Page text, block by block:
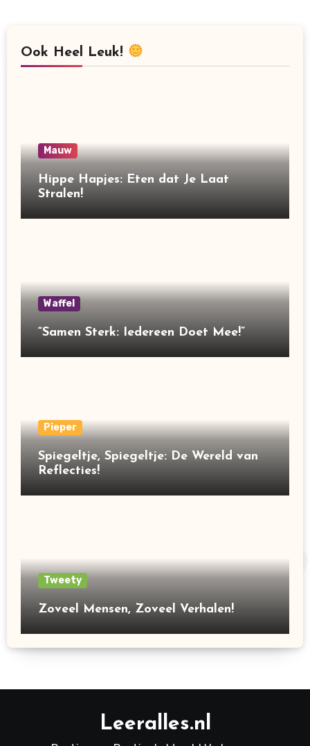
Ook Heel Leuk!
Mauw
Hippe Hapjes: Eten dat Je Laat
Stralen!
Waffel
“Samen Sterk: Iedereen Doet Mee!”
Pieper
Spiegeltje, Spiegeltje: De Wereld van
Reflecties!
Tweety
Zoveel Mensen, Zoveel Verhalen!
Leeralles.nl